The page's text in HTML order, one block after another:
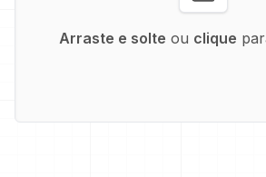
Arraste e solte ou clique